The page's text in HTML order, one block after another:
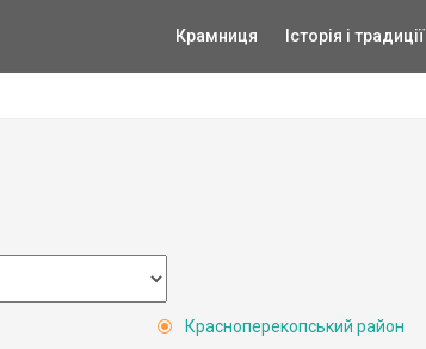
Крамниця Історія і традиції
Красноперекопський район